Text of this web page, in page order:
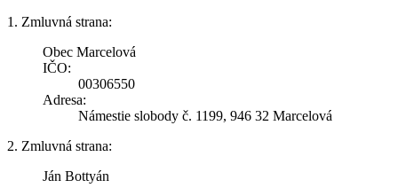
1. Zmluvná strana:
Obec Marcelová
IČO:
00306550
Adresa:
Námestie slobody č. 1199, 946 32 Marcelová
2. Zmluvná strana:
Ján Bottyán